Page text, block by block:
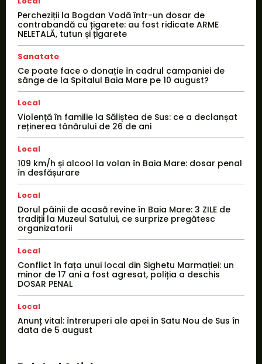
Percheziții la Bogdan Vodă într-un dosar de
contrabandă cu țigarete: au fost ridicate ARME
NELETALĂ, tutun și țigarete
Sanatate
Ce poate face o donație în cadrul campaniei de
sânge de la Spitalul Baia Mare pe 10 august?
Local
Violență în familie la Săliștea de Sus: ce a declanșat
reținerea tânărului de 26 de ani
Local
109 km/h și alcool la volan în Baia Mare: dosar penal
în desfășurare
Local
Dorul pâinii de acasă revine în Baia Mare: 3 ZILE de
tradiții la Muzeul Satului, ce surprize pregătesc
organizatorii
Local
Conflict în fața unui local din Sighetu Marmației: un
minor de 17 ani a fost agresat, poliția a deschis
DOSAR PENAL
Local
Anunț vital: întreruperi ale apei în Satu Nou de Sus în
data de 5 august